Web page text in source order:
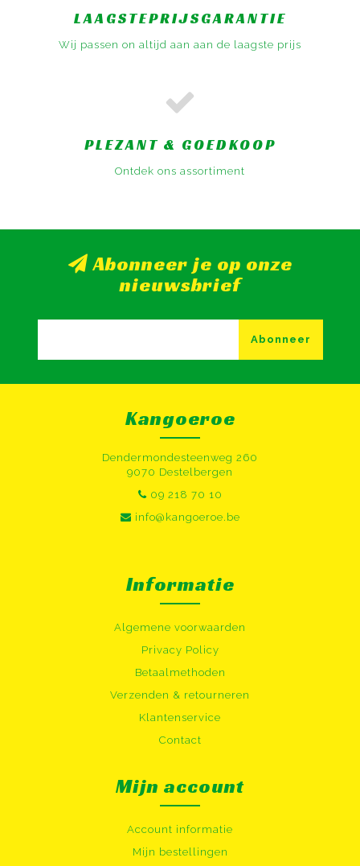
LAAGSTEPRIJSGARANTIE
Wij passen on altijd aan aan de laagste prijs
PLEZANT & GOEDKOOP
Ontdek ons assortiment
Abonneer je op onze
nieuwsbrief
Abonneer
Kangoeroe
Dendermondesteenweg 260
9070 Destelbergen
09 218 70 10
info@kangoeroe.be
Informatie
Algemene voorwaarden
Privacy Policy
Betaalmethoden
Verzenden & retourneren
Klantenservice
Contact
Mijn account
Account informatie
Mijn bestellingen